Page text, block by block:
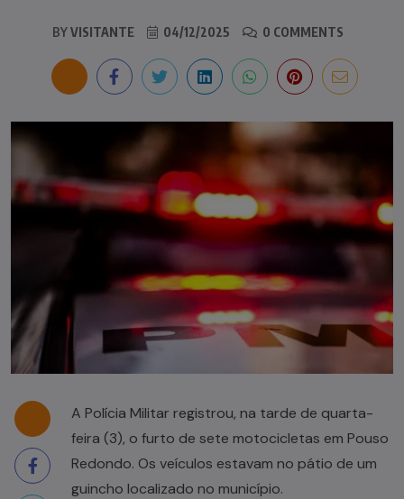
BYVISITANTE 04/12/2025 0 COMMENTS
A Polícia Militar registrou, na tarde de quarta-
feira (3), o furto de sete motocicletas em Pouso
Redondo. Os veículos estavam no pátio de um
guincho localizado no município.